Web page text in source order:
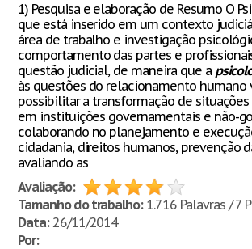
1) Pesquisa e elaboração de Resumo O
que está inserido em um contexto
área de trabalho e investigação
comportamento das partes e
questão judicial, de maneira que a
às questões do relacionamento humano
possibilitar a transformação de
em instituições governamentais e não-
colaborando no planejamento e
cidadania, direitos humanos, prevenção
avaliando as
Avaliação:
Tamanho do trabalho:1.716 Palavras / 7
Data:26/11/2014
Por: